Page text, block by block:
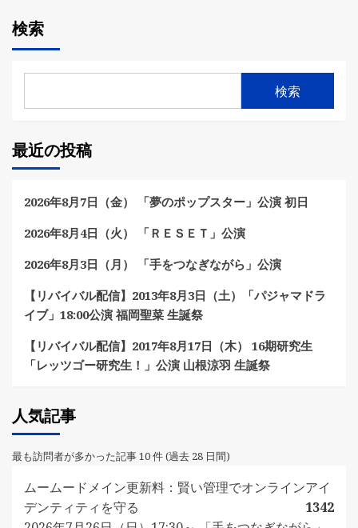
検索
検索
最近の投稿
2026年8月7日（金） 「夢のポップスター」公演 初日
2026年8月4日（火） 「ＲＥＳＥＴ」公演
2026年8月3日（月） 「手をつなぎながら」公演
【リバイバル配信】2013年8月3日（土）「パジャマドラ
イブ」18:00公演 福岡聖菜 生誕祭
【リバイバル配信】2017年8月17日（木） 16期研究生
「レッツゴー研究生！」公演 山根涼羽 生誕祭
人気記事
最も訪問者が多かった記事 10 件 (過去 28 日間)
ムームードメイン更新料：賢い管理でオンラインアイ
デンティティを守る
1342